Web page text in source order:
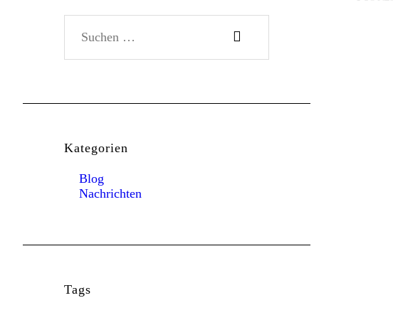
Kategorien
Blog
Nachrichten
Tags